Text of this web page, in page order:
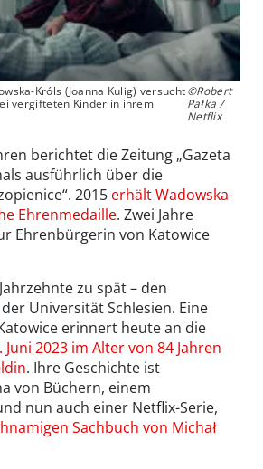
Króls (Joanna Kulig) versucht
vergifteten Kinder in ihrem
©Robert
Pałka /
Netflix
berichtet die Zeitung „Gazeta
ausführlich über die
2015 erhält Wadowska-
Ehrenmedaille. Zwei Jahre
Ehrenbürgerin von Katowice
zu spät – den
Universität Schlesien. Eine
erinnert heute an die
Juni 2023 im Alter von 84 Jahren
. Ihre Geschichte ist
von Büchern, einem
nun auch einer Netflix-Serie,
Sachbuch von Michał